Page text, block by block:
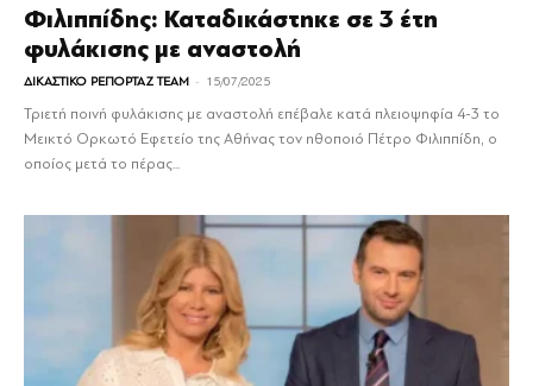
Φιλιππίδης: Καταδικάστηκε σε 3 έτη
φυλάκισης με αναστολή
ΔΙΚΑΣΤΙΚΟ ΡΕΠΟΡΤΑΖ TEAM - 15/07/2025
Τριετή ποινή φυλάκισης με αναστολή επέβαλε κατά πλειοψηφία 4-3 το
Μεικτό Ορκωτό Εφετείο της Αθήνας τον ηθοποιό Πέτρο Φιλιππίδη, ο
οποίος μετά το πέρας...